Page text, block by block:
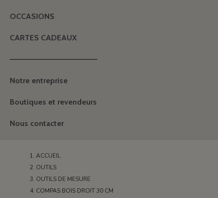
OCCASIONS
CARTES CADEAUX
———————————————
Notre entreprise
Boutiques et revendeurs
Nous contacter
ACCUEIL
OUTILS
OUTILS DE MESURE
COMPAS BOIS DROIT 30 CM